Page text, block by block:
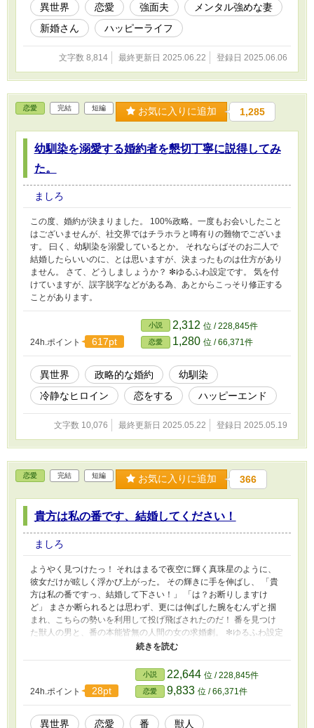
異世界 恋愛 強面夫
メンタル強めな妻
新婚さん
ハッピーライフ
文字数 8,814 最終更新日 2025.06.22 登録日 2025.06.06
恋愛 完結 短編 お気に入りに追加 1,285
幼馴染を溺愛する婚約者を懇切丁寧に説得してみ
た。
ましろ
この度、婚約が決まりました。 100%政略。一度もお会いしたこと
はございませんが、社交界ではチラホラと噂有りの難物でございま
す。 曰く、幼馴染を溺愛しているとか。 それならばそのお二人で
結婚したらいいのに、とは思いますが、決まったものは仕方があり
ません。 さて、どうしましょうか？ ✻ゆるふわ設定です。 気を付
けていますが、誤字脱字などがある為、あとからこっそり修正する
ことがあります。
24h.ポイント 617pt
小説 2,312 位 / 228,845件
恋愛 1,280 位 / 66,371件
異世界 政略的な婚約
幼馴染
冷静なヒロイン
恋をする ハッピーエンド
文字数 10,076 最終更新日 2025.05.22 登録日 2025.05.19
恋愛 完結 短編 お気に入りに追加 366
貴方は私の番です、結婚してください！
ましろ
ようやく見つけたっ！ それはまるで夜空に輝く真珠星のように、
彼女だけが眩しく浮かび上がった。 その輝きに手を伸ばし、 「貴
方は私の番ですっ、結婚して下さい！」 「は？お断りしますけ
ど」 まさか断られるとは思わず、更には伸ばした腕をむんずと掴
まれ、こちらの勢いを利用して投げ飛ばされたのだ！ 番を見つけ
た獣人の男と、番の本能皆無の人間の女の求婚劇。 ✻ゆるふわ設定
です。 気を付けていますが、誤字脱字などがある為、あとからこ
24h.ポイント 28pt
小説 22,644 位 / 228,845件
恋愛 9,833 位 / 66,371件
異世界 恋愛 番 獣人